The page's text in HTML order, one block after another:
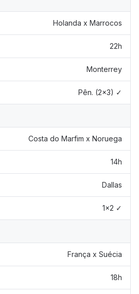
Holanda x Marrocos
22h
Monterrey
Pên. (2x3) ✓
Costa do Marfim x Noruega
14h
Dallas
1x2 ✓
França x Suécia
18h